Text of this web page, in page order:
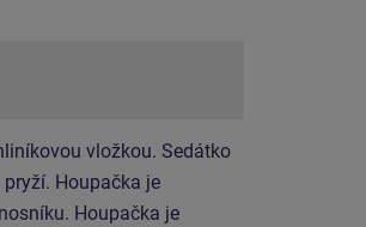
vložkou. Sedátko
Houpačka je
Houpačka je